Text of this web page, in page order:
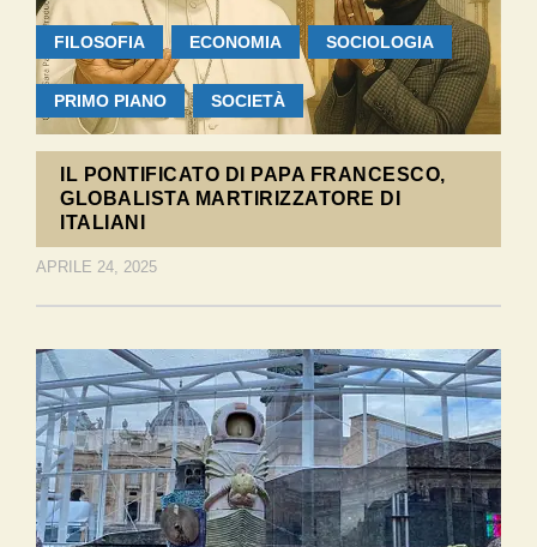
FILOSOFIA ECONOMIA SOCIOLOGIA
PRIMO PIANO SOCIETÀ
IL PONTIFICATO DI PAPA FRANCESCO,
GLOBALISTA MARTIRIZZATORE DI
ITALIANI
APRILE 24, 2025